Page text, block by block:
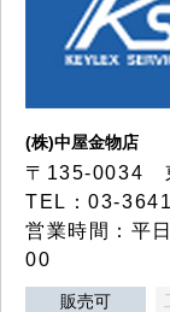
(株)中屋金物店
〒135-0034
TEL：03-
営業時間：平
00
販売可